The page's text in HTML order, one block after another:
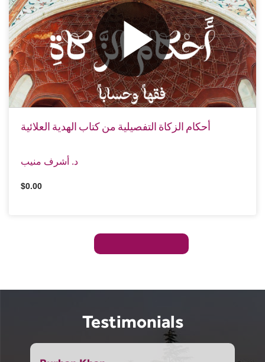
أحكام الزكاة التفصيلية من كتاب الهدية العلائية
د. أشرف منيب
$0.00
Testimonials